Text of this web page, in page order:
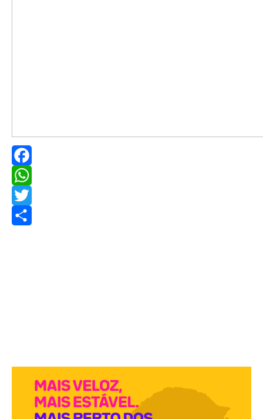
Facebook
WhatsApp
Twitter
PUBLICIDADES